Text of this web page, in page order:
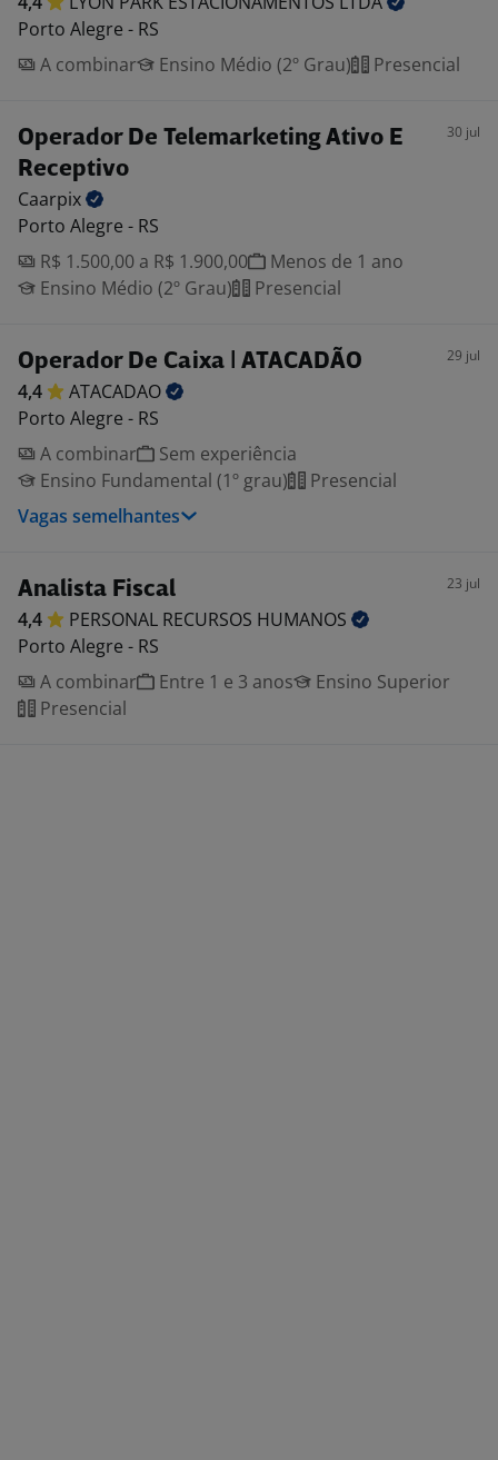
Porto Alegre - RS
A combinar
Ensino Médio (2º Grau) Presencial
Operador De Telemarketing Ativo E
Receptivo
30 jul
Caarpix
Porto Alegre - RS
R$ 1.500,00 a R$ 1.900,00
Menos de 1 ano
Ensino Médio (2º Grau)
Presencial
Operador De Caixa | ATACADÃO 29 jul
4,4
ATACADAO
Porto Alegre - RS
A combinar
Sem experiência
Ensino Fundamental (1º grau)
Presencial
Vagas semelhantes
Analista Fiscal 23 jul
4,4 PERSONAL RECURSOS HUMANOS
Porto Alegre - RS
A combinar
Entre 1 e 3 anos
Ensino Superior
Presencial